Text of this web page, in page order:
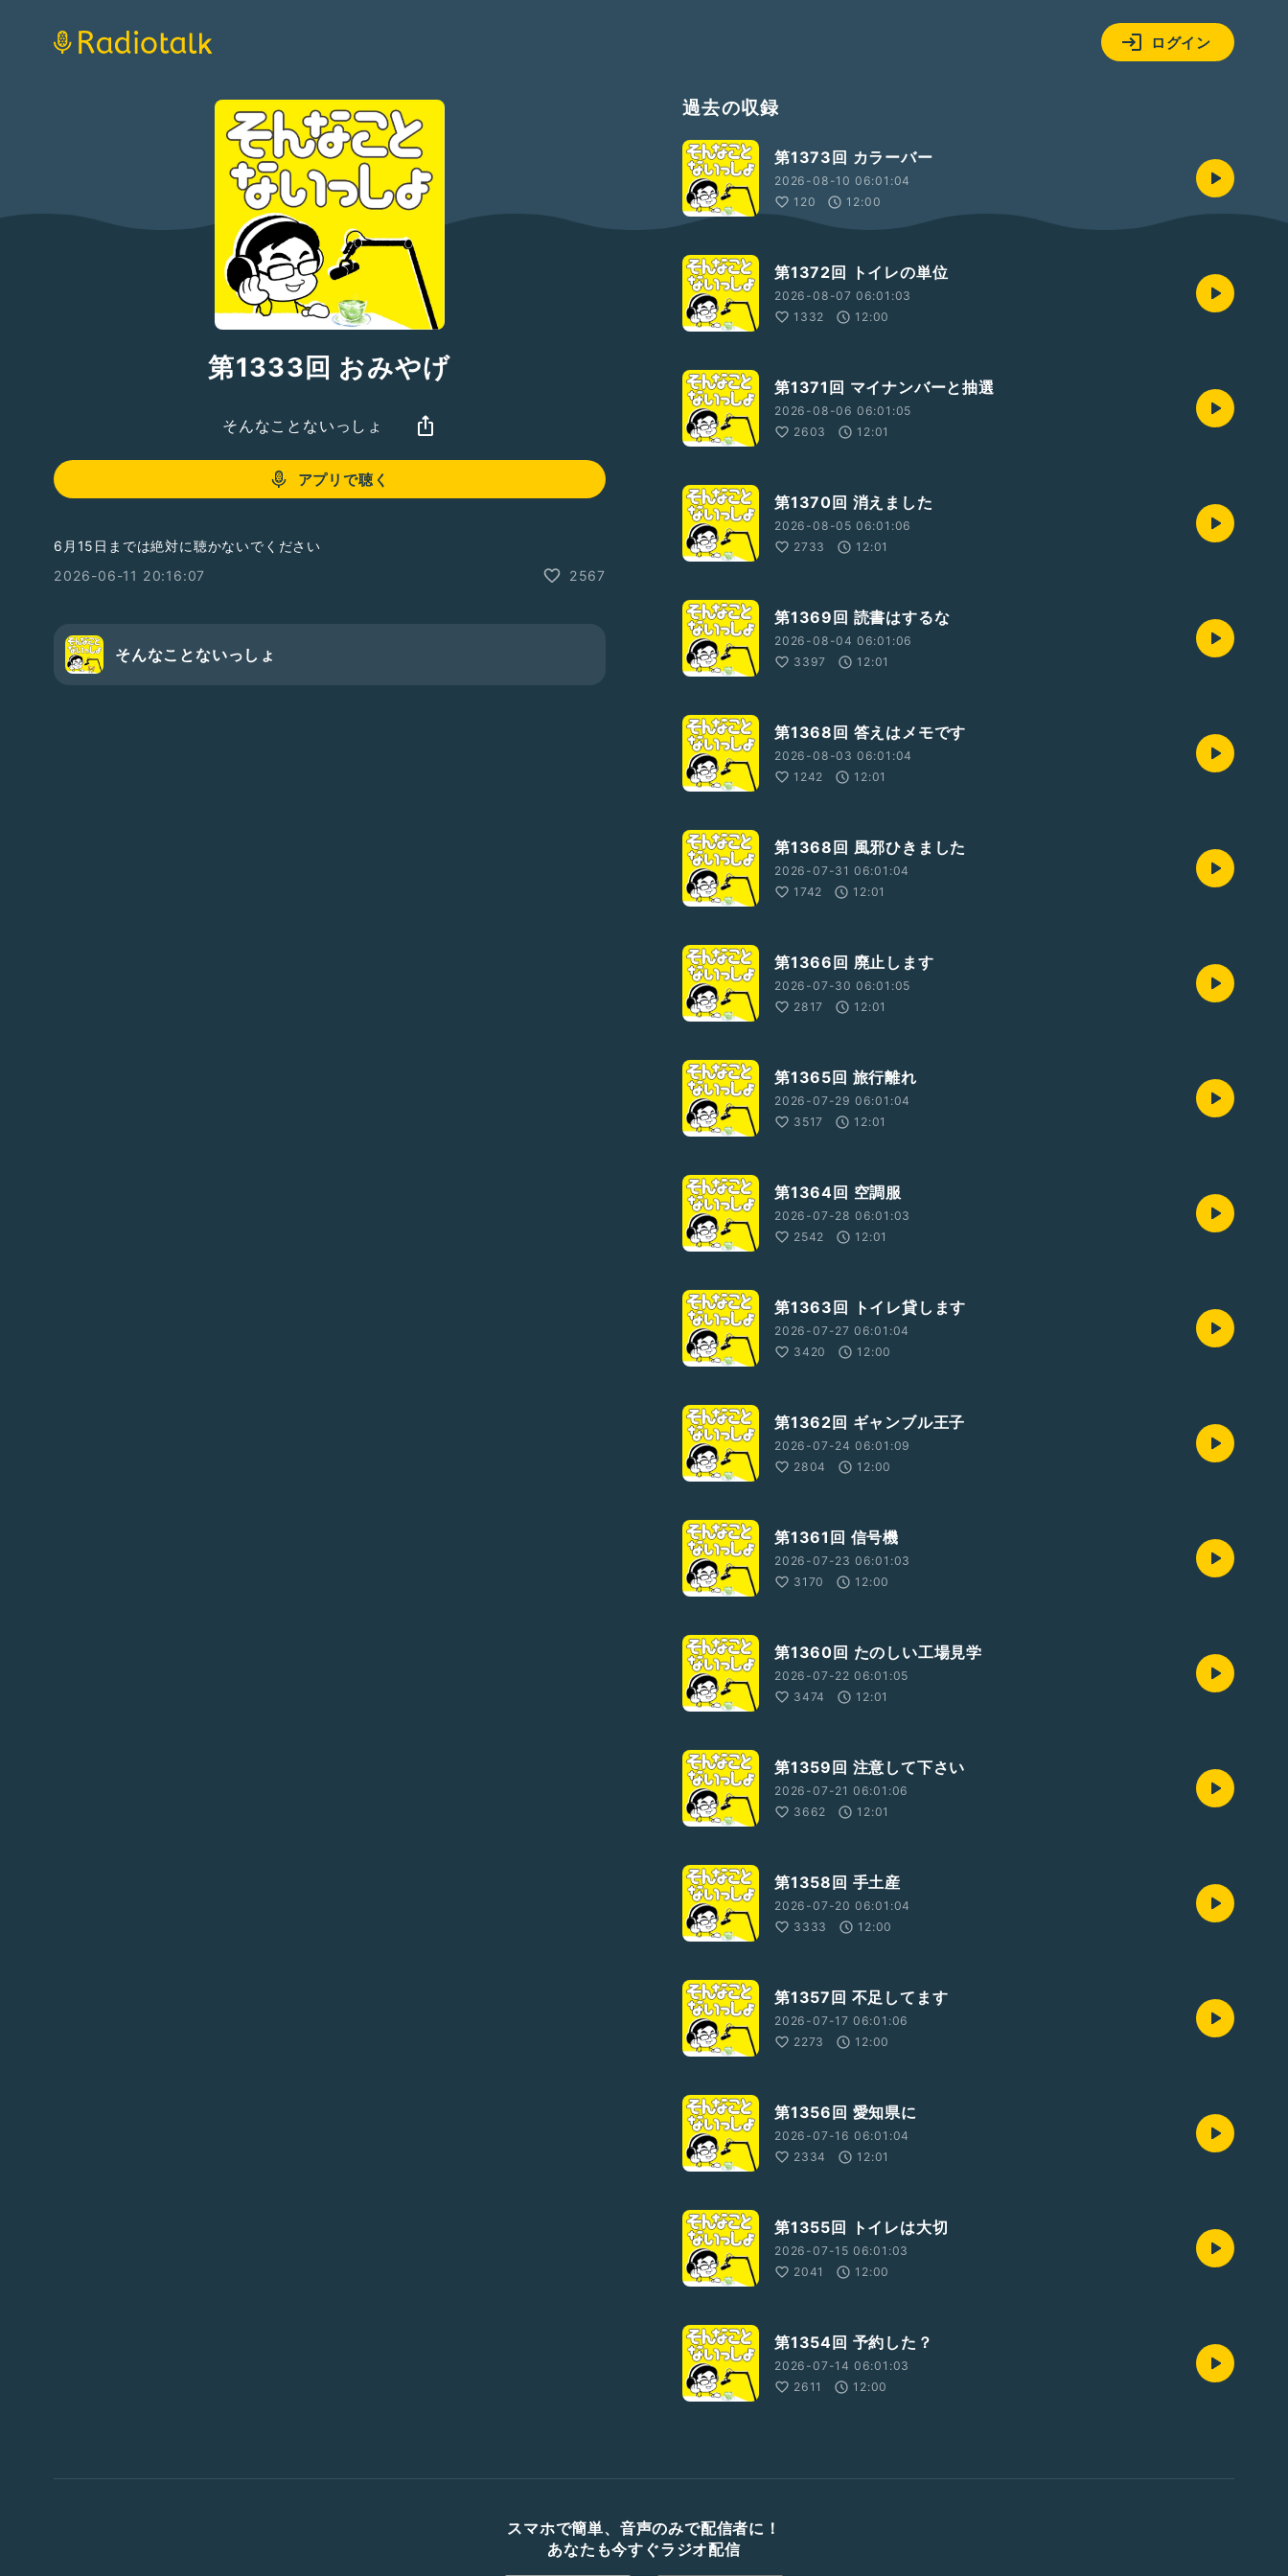
ログイン
第1333回 おみやげ
そんなことないっしょ
アプリで聴く
6月15日までは絶対に聴かないでください
2026-06-11 20:16:07
2567
そんなことないっしょ
過去の収録
第1373回 カラーバー
2026-08-10 06:01:04
120
12:00
第1372回 トイレの単位
2026-08-07 06:01:03
1332
12:00
第1371回 マイナンバーと抽選
2026-08-06 06:01:05
2603
12:01
第1370回 消えました
2026-08-05 06:01:06
2733
12:01
第1369回 読書はするな
2026-08-04 06:01:06
3397
12:01
第1368回 答えはメモです
2026-08-03 06:01:04
1242
12:01
第1368回 風邪ひきました
2026-07-31 06:01:04
1742
12:01
第1366回 廃止します
2026-07-30 06:01:05
2817
12:01
第1365回 旅行離れ
2026-07-29 06:01:04
3517
12:01
第1364回 空調服
2026-07-28 06:01:03
2542
12:01
第1363回 トイレ貸します
2026-07-27 06:01:04
3420
12:00
第1362回 ギャンブル王子
2026-07-24 06:01:09
2804
12:00
第1361回 信号機
2026-07-23 06:01:03
3170
12:00
第1360回 たのしい工場見学
2026-07-22 06:01:05
3474
12:01
第1359回 注意して下さい
2026-07-21 06:01:06
3662
12:01
第1358回 手土産
2026-07-20 06:01:04
3333
12:00
第1357回 不足してます
2026-07-17 06:01:06
2273
12:00
第1356回 愛知県に
2026-07-16 06:01:04
2334
12:01
第1355回 トイレは大切
2026-07-15 06:01:03
2041
12:00
第1354回 予約した？
2026-07-14 06:01:03
2611
12:00
スマホで簡単、音声のみで配信者に！
あなたも今すぐラジオ配信